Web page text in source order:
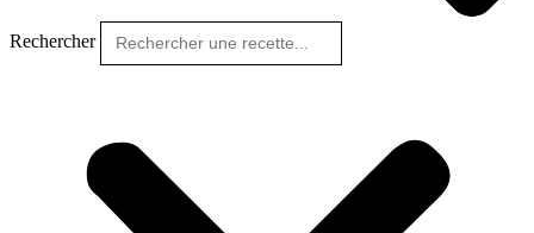
Rechercher